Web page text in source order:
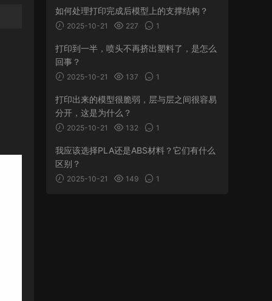
如何处理打印完成后模型上的支撑结构？
2025-10-21 227 1
打印到一半，喷头不再挤出塑料了，是怎么
回事？
2025-10-21 137 1
打印出来的模型很脆弱，层与层之间很容易
分开，这是为什么？
2025-10-21 132 1
我应该选择PLA还是ABS材料？它们有什么
区别？
2025-10-21 149 1